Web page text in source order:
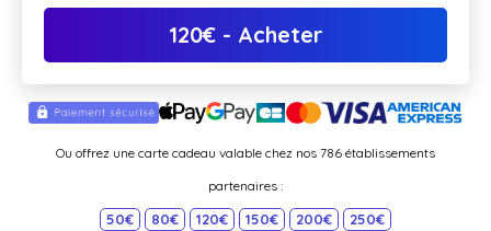
120€- Acheter
Ou offrez une carte cadeau valable chez nos 786 établissements
partenaires :
50€ 80€ 120€ 150€ 200€ 250€